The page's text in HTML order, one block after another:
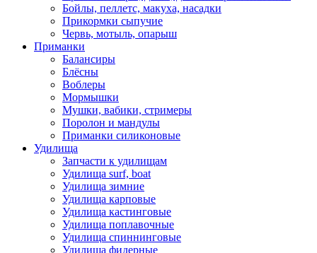
Бойлы, пеллетс, макуха, насадки
Прикормки сыпучие
Червь, мотыль, опарыш
Приманки
Балансиры
Блёсны
Воблеры
Мормышки
Мушки, вабики, стримеры
Поролон и мандулы
Приманки силиконовые
Удилища
Запчасти к удилищам
Удилища surf, boat
Удилища зимние
Удилища карповые
Удилища кастинговые
Удилища поплавочные
Удилища спиннинговые
Удилища фидерные